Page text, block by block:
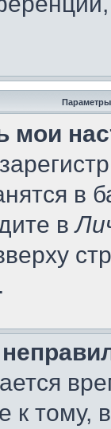
Параметры
мои
в
в
к тому,